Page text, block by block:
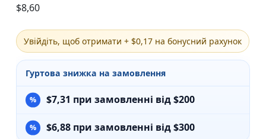
$8,60
Увійдіть, щоб отримати + $0,17 на бонусний рахунок
Гуртова знижка на замовлення
$7,31 при замовленні від $200
$6,88 при замовленні від $300